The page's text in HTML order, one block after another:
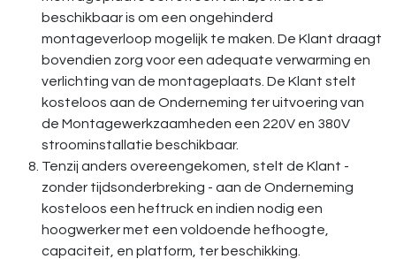
beschikbaar is om een ongehinderd
montageverloop mogelijk te maken. De Klant draagt
bovendien zorg voor een adequate verwarming en
verlichting van de montageplaats. De Klant stelt
kosteloos aan de Onderneming ter uitvoering van
de Montagewerkzaamheden een 220V en 380V
stroominstallatie beschikbaar.
Tenzij anders overeengekomen, stelt de Klant -
zonder tijdsonderbreking - aan de Onderneming
kosteloos een heftruck en indien nodig een
hoogwerker met een voldoende hefhoogte,
capaciteit, en platform, ter beschikking.